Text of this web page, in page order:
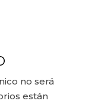
no será
están